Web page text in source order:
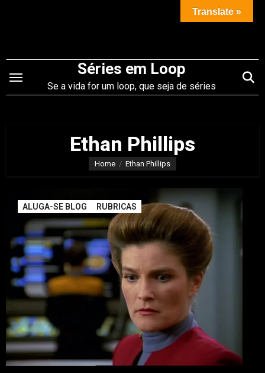
conteúdo
Séries em Loop
Se a vida for um loop, que seja de séries
Ethan Phillips
Home Ethan Phillips
ALUGA-SE BLOG RUBRICAS
Translate »